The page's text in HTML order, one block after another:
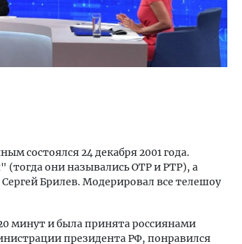
состоялся 24 декабря 2001 года.
они назывались ОТР и РТР), а
Брилев. Модерировал все телешоу
минут и была принята россиянами
президента РФ, понравился
штормит
СТРОИТЕЛЬСТВО